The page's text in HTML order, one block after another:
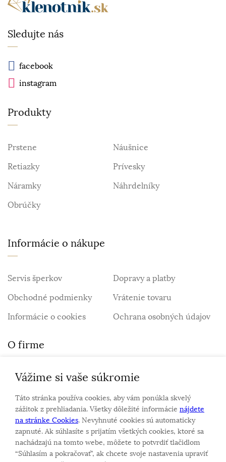
Sledujte nás
facebook
instagram
Produkty
Prstene
Náušnice
Retiazky
Prívesky
Náramky
Náhrdelníky
Obrúčky
Informácie o nákupe
Servis šperkov
Dopravy a platby
Obchodné podmienky
Vrátenie tovaru
Informácie o cookies
Ochrana osobných údajov
O firme
Personalizovaný šperk
O nás
Kontakt
Sme rodinná firma a zameriavame sa na predaj hodiniek
a šperkov od roku 1994.
Vážime si vaše súkromie
Táto stránka používa cookies, aby vám ponúkla skvelý
zážitok z prehliadania. Všetky dôležité informácie nájdete
na stránke Cookies. Nevyhnuté cookies sú automaticky
zapnuté. Ak súhlasíte s prijatím všetkých cookies, ktoré sa
nachádzajú na tomto webe, môžete to potvrdiť tlačidlom
“Súhlasím a pokračovať", ak chcete svoje nastavenia upraviť